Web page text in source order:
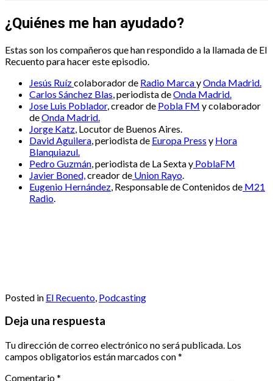
¿Quiénes me han ayudado?
Estas son los compañeros que han respondido a la llamada de El
Recuento para hacer este episodio.
Jesús Ruízcolaborador de Radio MarcayOnda Madrid.
Carlos Sánchez Blas , periodista deOnda Madrid.
Jose Luis Poblador, creador de Pobla FM y colaborador
deOnda Madrid.
Jorge Katz , Locutor de Buenos Aires.
David Aguilera , periodista de Europa Press y Hora
Blanquiazul.
Pedro Guzmán , periodista de La Sexta y PoblaFM
Javier Boned, creador de Union Rayo
Eugenio Hernández , Responsable de Contenidos de M21
Radio
Posted in El Recuento Podcasting
Deja una respuesta
Tu dirección de correo electrónico no será publicada. Los
campos obligatorios están marcados con*
Comentario*